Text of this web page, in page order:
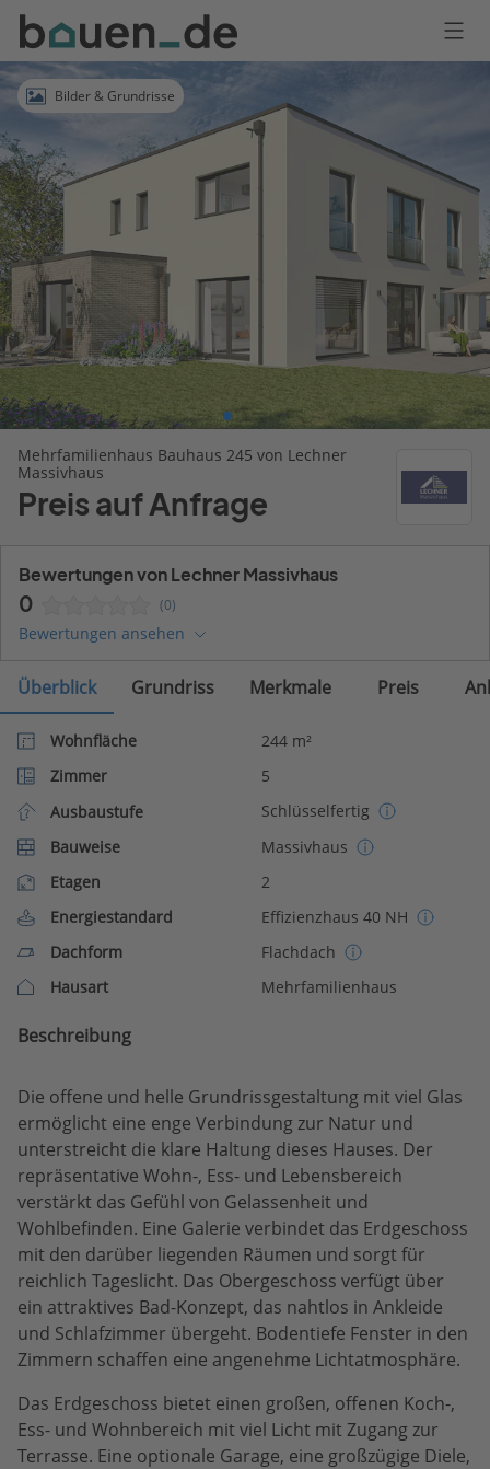
Bauen
Logo
AnmeldenBilder & Grundrisse
Mehrfamilienhaus Bauhaus 245 von Lechner
Massivhaus
Preis auf Anfrage
Bewertungen von Lechner Massivhaus
0 (0)
Bewertungen ansehen
Überblick Grundriss Merkmale Preis
Wohnfläche
244 m²
Zimmer
5
Ausbaustufe
Schlüsselfertig
Bauweise
Massivhaus
Etagen
2
Energiestandard
Effizienzhaus 40 NH
Dachform
Flachdach
Hausart
Mehrfamilienhaus
Beschreibung
Die offene und helle Grundrissgestaltung mit viel Glas
ermöglicht eine enge Verbindung zur Natur und
unterstreicht die klare Haltung dieses Hauses. Der
repräsentative Wohn-, Ess- und Lebensbereich
verstärkt das Gefühl von Gelassenheit und
Wohlbefinden. Eine Galerie verbindet das Erdgeschoss
mit den darüber liegenden Räumen und sorgt für
reichlich Tageslicht. Das Obergeschoss verfügt über
ein attraktives Bad-Konzept, das nahtlos in Ankleide
und Schlafzimmer übergeht. Bodentiefe Fenster in den
Zimmern schaffen eine angenehme Lichtatmosphäre.
Das Erdgeschoss bietet einen großen, offenen Koch-,
Ess- und Wohnbereich mit viel Licht mit Zugang zur
Terrasse. Eine optionale Garage, eine großzügige Diele,